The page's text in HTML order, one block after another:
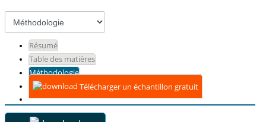
Résumé
Table des matières
Méthodologie
Télécharger un échantillon gratuit